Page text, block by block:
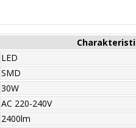
LED
SMD
30W
AC 220-240V
2400lm